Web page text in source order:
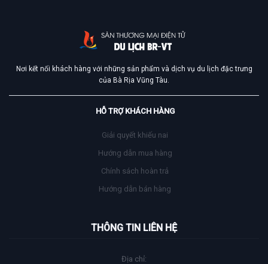
Nơi kết nối khách hàng với những sản phẩm và dịch vụ du lịch đặc trưng
của Bà Rịa Vũng Tàu.
HỖ TRỢ KHÁCH HÀNG
Giải quyết khiếu nai
Hướng dẫn mua hàng
Chính sách hoàn trả
Hướng dẫn bán hàng
THÔNG TIN LIÊN HỆ
Địa chỉ: